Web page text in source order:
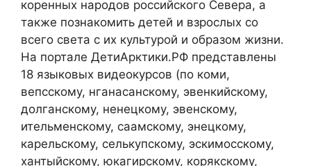
коренных народов российского Севера, а
также познакомить детей и взрослых со
всего света с их культурой и образом жизни.
На портале ДетиАрктики.РФ представлены
18 языковых видеокурсов (по коми,
вепсскому, нганасанскому, эвенкийскому,
долганскому, ненецкому, эвенскому,
ительменскому, саамскому, энецкому,
карельскому, селькупскому, эскимосскому,
хантыйскому, юкагирскому, корякскому,